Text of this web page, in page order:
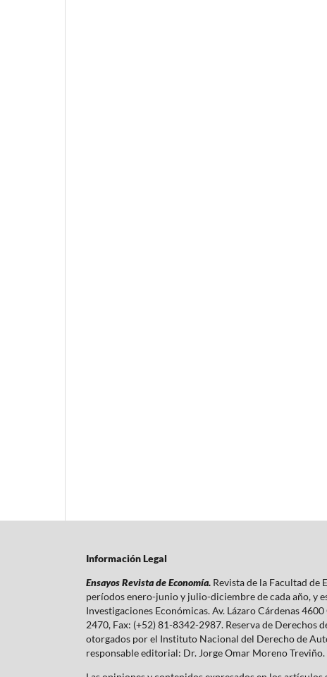
Información Legal
Ensayos Revista de Economía. Revista de la Facultad de
períodos enero-junio y julio-diciembre de cada año, y
Investigaciones Económicas. Av. Lázaro Cárdenas
2470, Fax: (+52) 81-8342-2987. Reserva de Derechos
otorgados por el Instituto Nacional del Derecho de
responsable editorial: Dr. Jorge Omar Moreno Treviño.